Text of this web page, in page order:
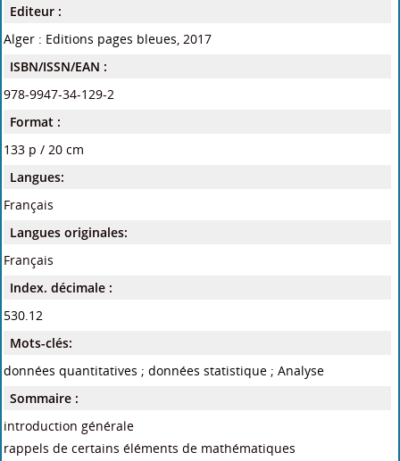
Editeur :
Alger : Editions pages bleues, 2017
ISBN/ISSN/EAN :
978-9947-34-129-2
Format :
133 p / 20 cm
Langues:
Français
Langues originales:
Français
Index. décimale :
530.12
Mots-clés:
données quantitatives ;données statistique ;Analyse
Sommaire :
introduction générale
rappels de certains éléments de mathématiques